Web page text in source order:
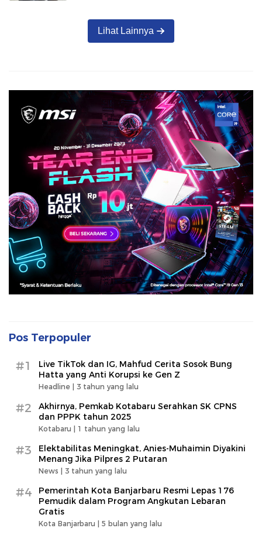
Lihat Lainnya
Pos Terpopuler
#1
Live TikTok dan IG, Mahfud Cerita Sosok Bung
Hatta yang Anti Korupsi ke Gen Z
Headline | 3 tahun yang lalu
#2
Akhirnya, Pemkab Kotabaru Serahkan SK CPNS
dan PPPK tahun 2025
Kotabaru | 1 tahun yang lalu
#3
Elektabilitas Meningkat, Anies-Muhaimin Diyakini
Menang Jika Pilpres 2 Putaran
News | 3 tahun yang lalu
#4
Pemerintah Kota Banjarbaru Resmi Lepas 176
Pemudik dalam Program Angkutan Lebaran
Gratis
Kota Banjarbaru | 5 bulan yang lalu